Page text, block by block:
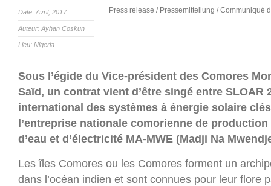
Date: Avril, 2017
Auteur: Ayhan Coskun
Lieu: Nigeria
Press release / Pressemitteilung / Communiqué
Sous l’égide du Vice-président des Comores
Saïd, un contrat vient d’être singé entre SLOAR
international des systèmes à énergie solaire
l’entreprise nationale comorienne de
d’eau et d’électricité MA-MWE (Madji Na
Les îles Comores ou les Comores forment un
dans l’océan indien et sont connues pour leur flore